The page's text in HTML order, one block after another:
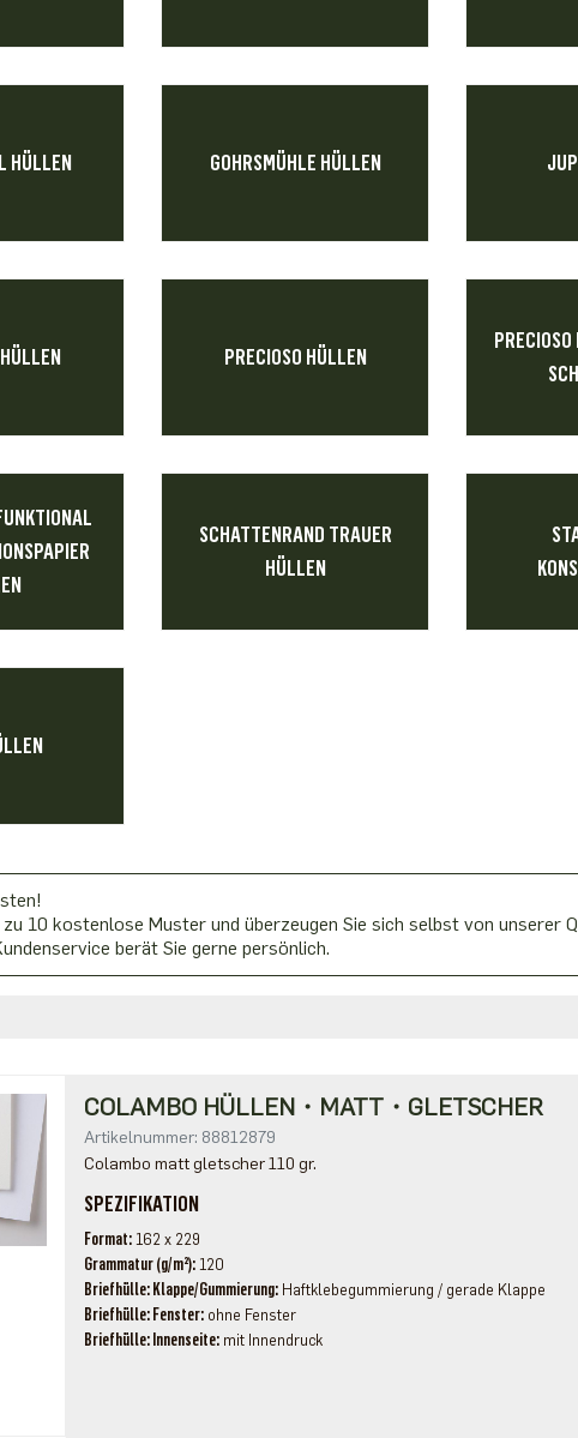
HÜLLEN GOHRSMÜHLE HÜLLEN
PRECIOSO HÜLLEN
SCHATTENRAND TRAUER
HÜLLEN
zu 10 kostenlose Muster und überzeugen Sie sich selbst von unserer
berät Sie gerne persönlich.
COLAMBO HÜLLEN・MATT・GLETSCHER
Artikelnummer: 88812879
Colambo matt gletscher 110 gr.
SPEZIFIKATION
Format 162 x 229
Grammatur (g/m²) 120
Briefhülle: Klappe/Gummierung Haftklebegummierung / gerade Klappe
Briefhülle: Fenster ohne Fenster
Briefhülle: Innenseite mit Innendruck